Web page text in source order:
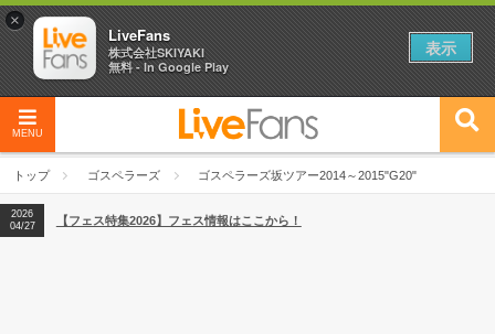
MENU
トップ ゴスペラーズ ゴスペラーズ坂ツアー2014～2015"G20"
2026
04/27
2026
【ライブ動員ランキング】2026年上半期編発表！
2026
04/27
【フェス特集2026】フェス情報はここから！
×
LiveFans
株式会社SKIYAKI
無料 - In Google Play
表示